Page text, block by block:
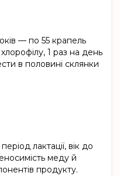
— по 55 крапель
1 раз на день
в половині склянки
період лактації, вік до
меду й
продукту.